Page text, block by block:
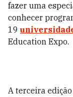
fazer uma
conhecer
19
Education Expo.
A terceira